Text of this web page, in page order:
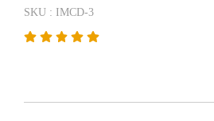
SKU : IMCD-3